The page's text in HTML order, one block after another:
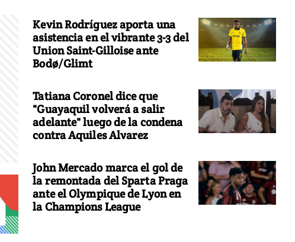
Kevin Rodríguez aporta una
asistencia en el vibrante 3-3 del
Union Saint-Gilloise ante
Bodø/Glimt
Tatiana Coronel dice que
"Guayaquil volverá a salir
adelante" luego de la condena
contra Aquiles Alvarez
John Mercado marca el gol de
la remontada del Sparta Praga
ante el Olympique de Lyon en
la Champions League